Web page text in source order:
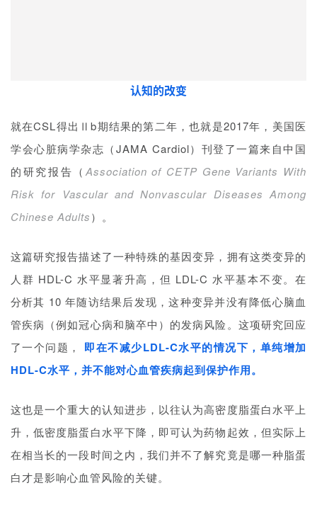
s
联
系
我
人群 HDL-C 水平显著升高，但 LDL-C 水平基本不变。在
分析其 10 年随访结果后发现，这种变异并没有降低心脑血
管疾病（例如冠心病和脑卒中）的发病风险。这项研究回应
了一个问题，即在不减少LDL-C水平的情况下，单纯增加
HDL-C水平，并不能对心血管疾病起到保护作用。
这也是一个重大的认知进步，以往认为高密度脂蛋白水平上
升，低密度脂蛋白水平下降，即可认为药物起效，但实际上
在相当长的一段时间之内，我们并不了解究竟是哪一种脂蛋
白才是影响心血管风险的关键。
2022年7月，JAMA Cardiol刊登的Association Between
Adverse Cardiovascular Outcomes in High-risk
Populations则论证了患者HDL-C水平与全因病死率和心血
管病死率之间呈U型曲线关系，即HDL-C水平越高，不良后
果的风险程度越高。